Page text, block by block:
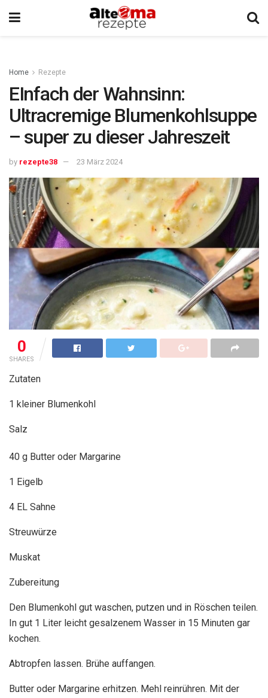
Home Rezepte
EInfach der Wahnsinn:
Ultracremige Blumenkohlsuppe
– super zu dieser Jahreszeit
by rezepte38 23 März 2024
0
SHARES
Zutaten
1 kleiner Blumenkohl
Salz
40 g Butter oder Margarine
1 Eigelb
4 EL Sahne
Streuwürze
Muskat
Zubereitung
Den Blumenkohl gut waschen, putzen und in Röschen teilen.
In gut 1 Liter leicht gesalzenem Wasser in 15 Minuten gar
kochen.
Abtropfen lassen. Brühe auffangen.
Butter oder Margarine erhitzen. Mehl reinrühren. Mit der